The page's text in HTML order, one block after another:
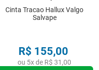
Cinta Tracao Hallux Valgo
Salvape
R$ 155,00
ou 5x de R$ 31 ,00